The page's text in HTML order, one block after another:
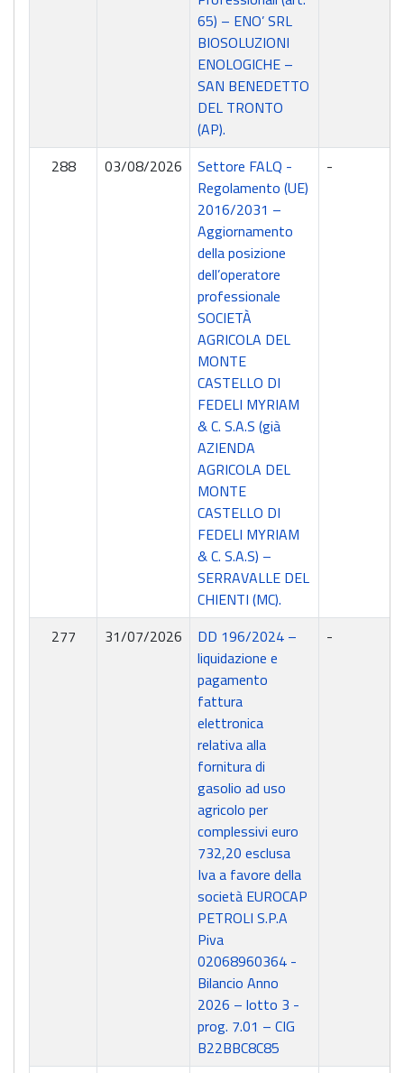
65) – ENO’ SRL
BIOSOLUZIONI
ENOLOGICHE –
SAN BENEDETTO
DEL TRONTO
(AP).
288
03/08/2026
Settore FALQ -
Regolamento (UE)
2016/2031 –
Aggiornamento
della posizione
dell’operatore
professionale
SOCIETÀ
AGRICOLA DEL
MONTE
CASTELLO DI
FEDELI MYRIAM
& C. S.A.S (già
AZIENDA
AGRICOLA DEL
MONTE
CASTELLO DI
FEDELI MYRIAM
& C. S.A.S) –
SERRAVALLE DEL
CHIENTI (MC).
-
277 31/07/2026
DD 196/2024 –
liquidazione e
pagamento
fattura
elettronica
relativa alla
fornitura di
gasolio ad uso
agricolo per
complessivi euro
732,20 esclusa
Iva a favore della
società EUROCAP
PETROLI S.P.A
Piva
02068960364 -
Bilancio Anno
2026 – lotto 3 -
prog. 7.01 – CIG
B22BBC8C85
-